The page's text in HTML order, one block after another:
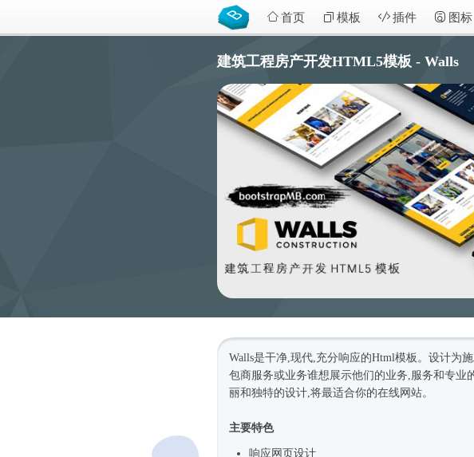
首页 模板 插件 图标
建筑工程房产开发HTML5模板 - Walls
Walls是干净,现代,充分响应的Html模板 。设计为
包商服务或业务谁想展示他们的业务,服务和专业
丽和独特的设计,将最适合你的在线网站。
主要特色
响应网页设计